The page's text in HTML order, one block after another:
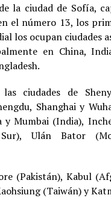
la ciudad de Sofía,
el número 13, los
los ocupan ciudades
en China,
ciudades de
Shanghai y
y Mumbai (India),
Ulán Bator
(Pakistán), Kabul
(Taiwán) y